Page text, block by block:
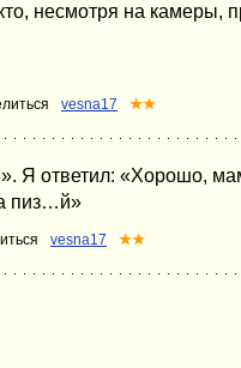
несмотря на камеры,
vesna17 ★★
Я ответил: «Хорошо,
пиз…й»
vesna17 ★★